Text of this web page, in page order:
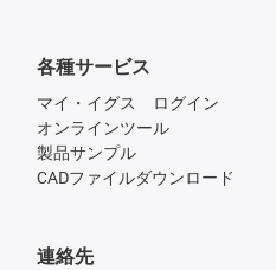
各種サービス
マイ・イグス ログイン
オンラインツール
製品サンプル
CADファイルダウンロード
連絡先